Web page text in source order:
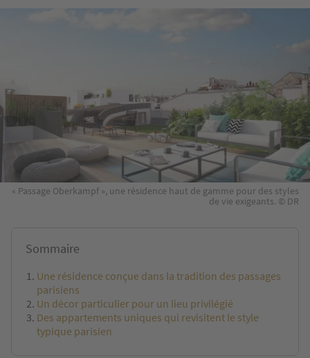
« Passage Oberkampf », une résidence haut de gamme pour des styles
de vie exigeants. © DR
Sommaire
Une résidence conçue dans la tradition des passages
parisiens
Un décor particulier pour un lieu privilégié
Des appartements uniques qui revisitent le style
typique parisien